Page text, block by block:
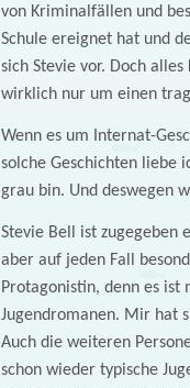
von Kriminalfällen und
Schule ereignet hat und
sich Stevie vor. Doch
wirklich nur um einen
Wenn es um Internat-
solche Geschichten liebe
grau bin. Und deswegen
Stevie Bell ist zugegeben
aber auf jeden Fall
Protagonistin, denn es
Jugendromanen. Mir hat
Auch die weiteren
schon wieder typische